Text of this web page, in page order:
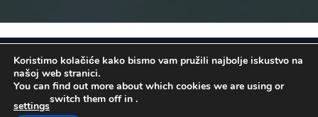
OSATINA GRUPA d.o.o. 2026
. Configured
byINFOS Osijek. Sva prava pridržana.
Koristimo kolačiće kako bismo vam pružili najbolje iskustvo na
našoj web stranici.
You can find out more about which cookies we are using or
switch them off in
settings
.